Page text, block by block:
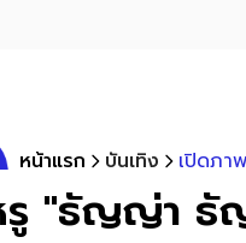
หน้าแรก บันเทิง เปิดภา
"ธัญญ่า ธัญ